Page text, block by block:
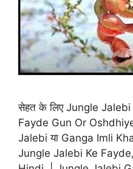
सेहत के लिए Jungle Jalebi
Fayde Gun Or
Jalebi या Ganga Imli
Jungle Jalebi Ke